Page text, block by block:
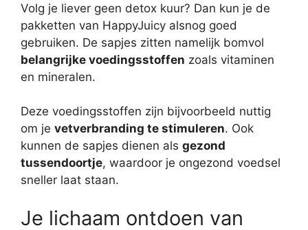
Volg je liever geen detox kuur? Dan kun je de
pakketten van HappyJuicy alsnog goed
gebruiken. De sapjes zitten namelijk bomvol
belangrijke voedingsstoffen zoals vitaminen
en mineralen.
Deze voedingsstoffen zijn bijvoorbeeld nuttig
om je vetverbranding te stimuleren. Ook
kunnen de sapjes dienen als gezond
tussendoortje, waardoor je ongezond voedsel
sneller laat staan.
Je lichaam ontdoen van